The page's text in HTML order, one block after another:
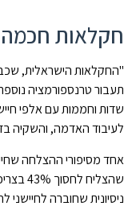
חקלאות חכמה
"החקלאות הישראלית,
שדות וחממות עם אלפי
לעיבוד האדמה, והשקיה
אחד מסיפורי ההצלחה
ניסיונית שחוברה